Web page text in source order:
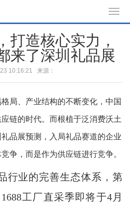
o
g
i
打造核心实力，
来了深圳礼品展
10:16:21 来源：
、产业结构的不断变化，中国
链的时代。而根植于泛消费沃土
品展预测，入局礼品赛道的企业
争，而是作为供应链进行竞争。
业的完善生态体系，第
工厂直采季即将于4月